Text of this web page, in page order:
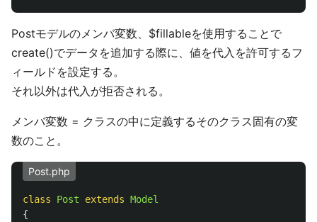
Postモデルのメンバ変数、$fillableを使用することで
create()でデータを追加する際に、値を代入を許可するフ
ィールドを設定する。
それ以外は代入が拒否される。
メンバ変数 = クラスの中に定義するそのクラス固有の変
数のこと。
Post.php
class Post extends Model
{